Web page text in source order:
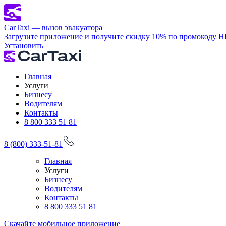
CarTaxi — вызов эвакуатора
Загрузите приложение и получите скидку 10% по промокоду
Установить
Главная
Услуги
Бизнесу
Водителям
Контакты
8 800 333 51 81
8 (800) 333-51-81
Главная
Услуги
Бизнесу
Водителям
Контакты
8 800 333 51 81
Скачайте мобильное приложение